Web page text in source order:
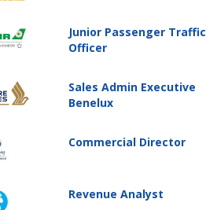
Junior Passenger Traffic
Officer
Sales Admin Executive
Benelux
Commercial Director
Revenue Analyst